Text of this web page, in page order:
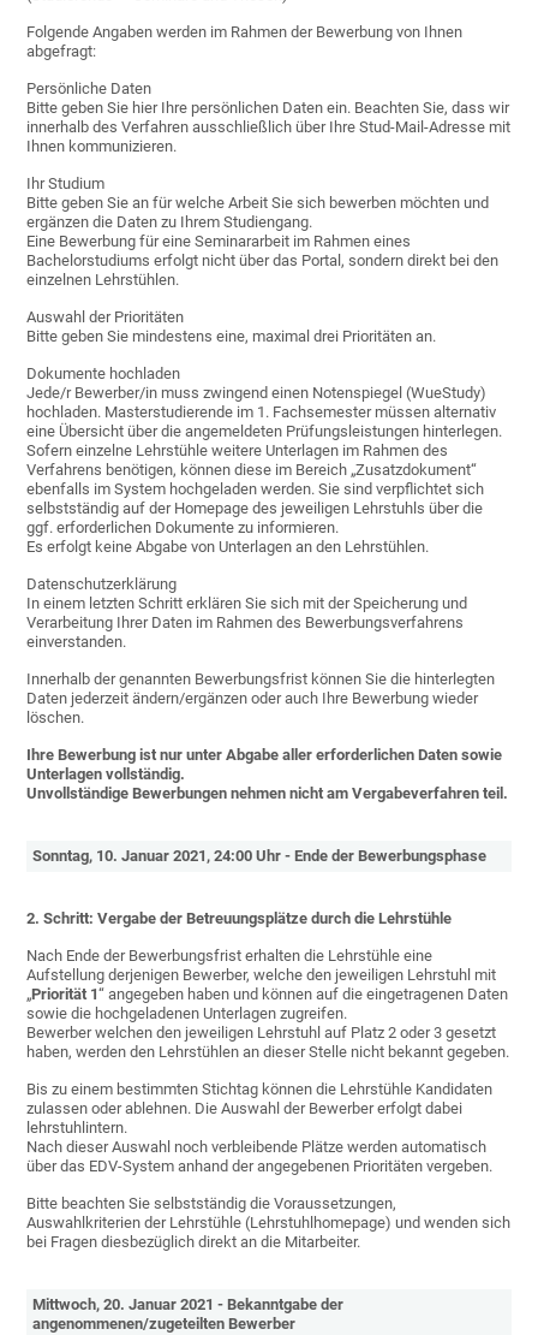
Folgende Angaben werden im Rahmen der Bewerbung von Ihnen
abgefragt:
Persönliche Daten
Bitte geben Sie hier Ihre persönlichen Daten ein. Beachten Sie, dass wir
innerhalb des Verfahren ausschließlich über Ihre Stud-Mail-Adresse mit
Ihnen kommunizieren.
Ihr Studium
Bitte geben Sie an für welche Arbeit Sie sich bewerben möchten und
ergänzen die Daten zu Ihrem Studiengang.
Eine Bewerbung für eine Seminararbeit im Rahmen eines
Bachelorstudiums erfolgt nicht über das Portal, sondern direkt bei den
einzelnen Lehrstühlen.
Auswahl der Prioritäten
Bitte geben Sie mindestens eine, maximal drei Prioritäten an.
Dokumente hochladen
Jede/r Bewerber/in muss zwingend einen Notenspiegel (WueStudy)
hochladen. Masterstudierende im 1. Fachsemester müssen alternativ
eine Übersicht über die angemeldeten Prüfungsleistungen hinterlegen.
Sofern einzelne Lehrstühle weitere Unterlagen im Rahmen des
Verfahrens benötigen, können diese im Bereich „Zusatzdokument“
ebenfalls im System hochgeladen werden. Sie sind verpflichtet sich
selbstständig auf der Homepage des jeweiligen Lehrstuhls über die
ggf. erforderlichen Dokumente zu informieren.
Es erfolgt keine Abgabe von Unterlagen an den Lehrstühlen.
Datenschutzerklärung
In einem letzten Schritt erklären Sie sich mit der Speicherung und
Verarbeitung Ihrer Daten im Rahmen des Bewerbungsverfahrens
einverstanden.
Innerhalb der genannten Bewerbungsfrist können Sie die hinterlegten
Daten jederzeit ändern/ergänzen oder auch Ihre Bewerbung wieder
löschen.
Ihre Bewerbung ist nur unter Abgabe aller erforderlichen Daten sowie
Unterlagen vollständig.
Unvollständige Bewerbungen nehmen nicht am Vergabeverfahren teil.
Sonntag, 10. Januar 2021, 24:00 Uhr - Ende der Bewerbungsphase
2. Schritt: Vergabe der Betreuungsplätze durch die Lehrstühle
Nach Ende der Bewerbungsfrist erhalten die Lehrstühle eine
Aufstellung derjenigen Bewerber, welche den jeweiligen Lehrstuhl mit
„Priorität 1“ angegeben haben und können auf die eingetragenen Daten
sowie die hochgeladenen Unterlagen zugreifen.
Bewerber welchen den jeweiligen Lehrstuhl auf Platz 2 oder 3 gesetzt
haben, werden den Lehrstühlen an dieser Stelle nicht bekannt gegeben.
Bis zu einem bestimmten Stichtag können die Lehrstühle Kandidaten
zulassen oder ablehnen. Die Auswahl der Bewerber erfolgt dabei
lehrstuhlintern.
Nach dieser Auswahl noch verbleibende Plätze werden automatisch
über das EDV-System anhand der angegebenen Prioritäten vergeben.
Bitte beachten Sie selbstständig die Voraussetzungen,
Auswahlkriterien der Lehrstühle (Lehrstuhlhomepage) und wenden sich
bei Fragen diesbezüglich direkt an die Mitarbeiter.
Mittwoch, 20. Januar 2021 - Bekanntgabe der
angenommenen/zugeteilten Bewerber